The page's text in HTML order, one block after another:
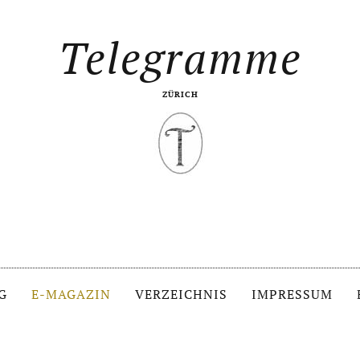
Telegramme
ZÜRICH
E-MAGAZIN VERZEICHNIS IMPRESSUM